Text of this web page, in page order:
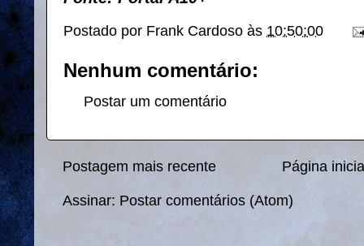
Postado por Frank Cardoso às 10:50:00
Nenhum comentário:
Postar um comentário
Postagem mais recente Página
Assinar: Postar comentários (Atom)